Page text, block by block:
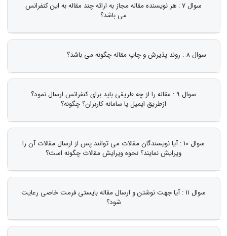
سوال 7 : هر نویسنده مقاله مجاز به ارائه چند مقاله به این کنفرانس
می باشد؟
سوال 8 : روند پذیرش و چاپ مقاله چگونه می باشد؟
سوال 9 : مقاله را از چه طریقی باید برای کنفرانس ارسال نمود؟
ازطریق ایمیل یا سامانه کاربران؟ چگونه؟
سوال 10 : آیا نویسندگان مقالات می توانند پس از ارسال مقالات آن را
ویرایش نمایند؟ نحوه ویرایش مقالات چگونه است؟
سوال 11 : آیا جهت نوشتن و ارسال مقاله بایستی فرمت خاصی رعایت
شود؟